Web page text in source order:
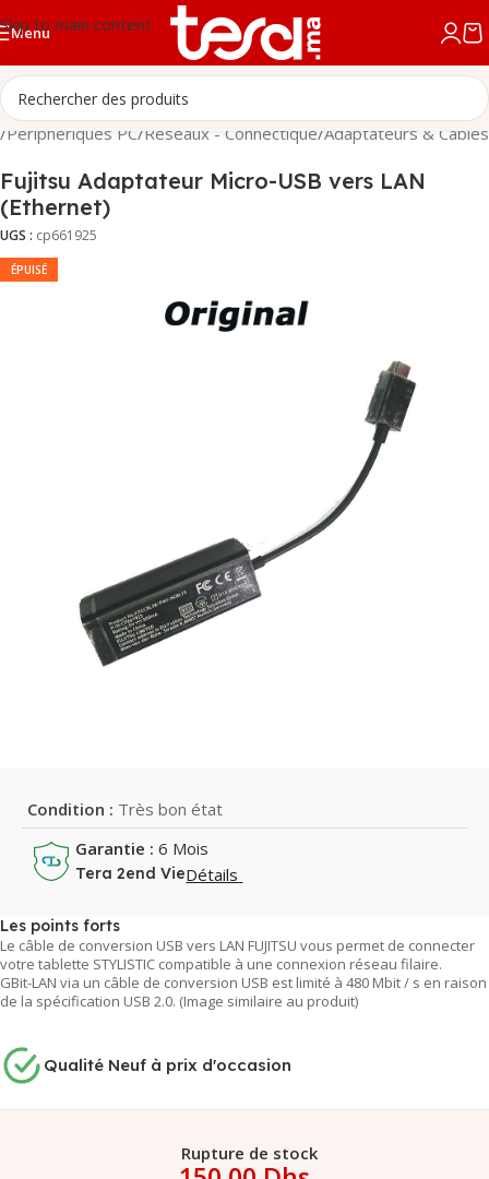
Skip to main content
Menu
/Périphériques PC/Réseaux - Connectique/Adaptateurs & Câbles
Fujitsu Adaptateur Micro-USB vers LAN
(Ethernet)
UGS : cp661925
ÉPUISÉ
Condition : Très bon état
Garantie : 6 Mois
Tera 2end VieDétails
Les points forts
Le câble de conversion USB vers LAN FUJITSU vous permet de connecter
votre tablette STYLISTIC compatible à une connexion réseau filaire.
GBit-LAN ​​via un câble de conversion USB est limité à 480 Mbit / s en raison
de la spécification USB 2.0. (Image similaire au produit)
Qualité Neuf à prix d'occasion
Rupture de stock